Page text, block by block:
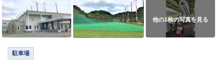
他の1枚の写真を見る
駐車場